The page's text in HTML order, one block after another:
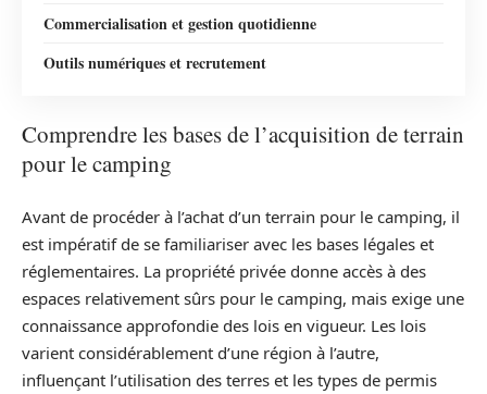
Commercialisation et gestion quotidienne
Outils numériques et recrutement
Comprendre les bases de l’acquisition de terrain
pour le camping
Avant de procéder à l’achat d’un terrain pour le camping, il
est impératif de se familiariser avec les bases légales et
réglementaires. La propriété privée donne accès à des
espaces relativement sûrs pour le camping, mais exige une
connaissance approfondie des lois en vigueur. Les lois
varient considérablement d’une région à l’autre,
influençant l’utilisation des terres et les types de permis